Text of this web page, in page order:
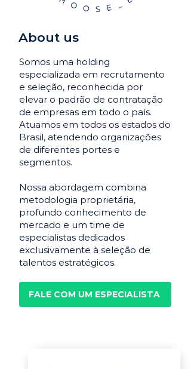
About us
Somos uma holding
especializada em recrutamento
e seleção, reconhecida por
elevar o padrão de contratação
de empresas em todo o país.
Atuamos em todos os estados do
Brasil, atendendo organizações
de diferentes portes e
segmentos.
Nossa abordagem combina
metodologia proprietária,
profundo conhecimento de
mercado e um time de
especialistas dedicados
exclusivamente à seleção de
talentos estratégicos.
FALE COM UM ESPECIALISTA